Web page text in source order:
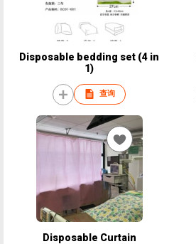
Disposable bedding set (4 in
1)
查询
Disposable Curtain